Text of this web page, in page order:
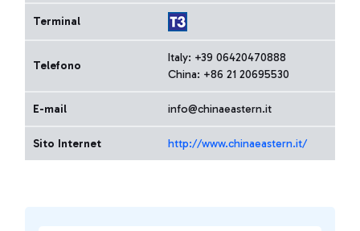
Terminal
Telefono
Italy: +39 06420470888
China: +86 21 20695530
E-mail info@chinaeastern.it
Sito Internet http://www.chinaeastern.it/